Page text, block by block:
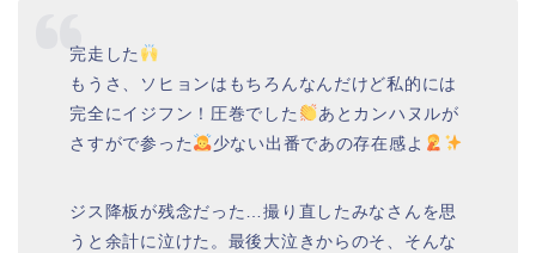
完走した
もうさ、ソヒョンはもちろんなんだけど私的には
完全にイジフン！圧巻でした
あとカンハヌルが
さすがで参った
少ない出番であの存在感よ
ジス降板が残念だった…撮り直したみなさんを思
うと余計に泣けた。最後大泣きからのそ、そんな